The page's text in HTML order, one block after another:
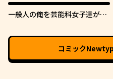
一般人の俺を芸能科女子達が逃
コミック